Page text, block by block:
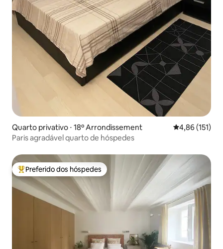
Quarto privativo ⋅ 18º Arrondissement 4,86 de uma
4,86 (151)
Paris agradável quarto de hóspedes
Entre os melhores preferidos dos hóspedes
Preferido dos hóspedes